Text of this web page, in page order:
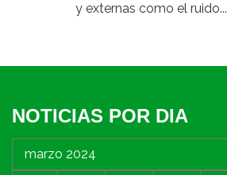
y externas como el ruido...
NOTICIAS POR DIA
marzo 2024